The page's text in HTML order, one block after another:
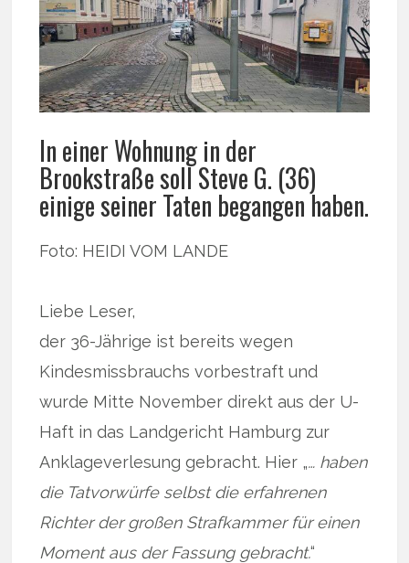
In einer Wohnung in der
Brookstraße soll Steve G. (36)
einige seiner Taten begangen haben.
Foto: HEIDI VOM LANDE
Liebe Leser,
der 36-Jährige ist bereits wegen
Kindesmissbrauchs vorbestraft und
wurde Mitte November direkt aus der U-
Haft in das Landgericht Hamburg zur
Anklageverlesung gebracht. Hier „… haben
die Tatvorwürfe selbst die erfahrenen
Richter der großen Strafkammer für einen
Moment aus der Fassung gebracht.“